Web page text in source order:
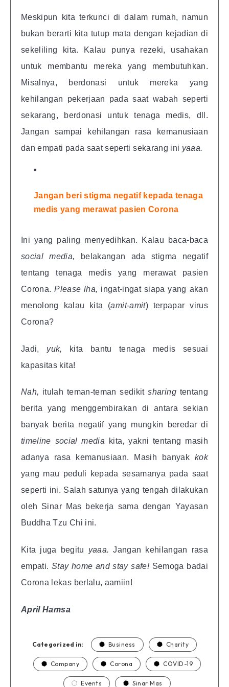
Meskipun kita terkunci di dalam rumah, namun
bukan berarti kita tutup mata dengan kejadian di
sekeliling kita. Kalau punya rezeki, usahakan
untuk membantu mereka yang membutuhkan.
Misalnya, berdonasi untuk mereka yang
kehilangan pekerjaan pada saat wabah seperti
sekarang, berdonasi untuk tenaga medis, dll.
Jangan sampai kehilangan rasa kemanusiaan
dan empati pada saat seperti sekarang ini yaaa.
Jangan beri stigma negatif kepada tenaga
medis yang merawat pasien Corona
Ini yang paling menyedihkan. Kalau baca-baca
social media, belakangan ada stigma negatif
tentang tenaga medis yang merawat pasien
Corona.Please lha, ingat-ingat siapa yang akan
menolong kalau kita (amit-amit) terpapar virus
Corona?
Jadi, yuk, kita bantu tenaga medis sesuai
kapasitas kita!
Nah, itulah teman-teman sedikitsharingtentang
berita yang menggembirakan di antara sekian
banyak berita negatif yang mungkin beredar di
timeline social media
kita, yakni tentang masih
adanya rasa kemanusiaan. Masih banyak kok
yang mau peduli kepada sesamanya pada saat
seperti ini. Salah satunya yang tengah dilakukan
oleh Sinar Mas bekerja sama dengan Yayasan
Buddha Tzu Chi ini.
Kita juga begitu yaaa.Jangan kehilangan rasa
empati. Stay home and stay safe! Semoga badai
Corona lekas berlalu, aamiin!
April Hamsa
Categorized in: Business Charity
Company Corona COVID-19
Events Sinar Mas